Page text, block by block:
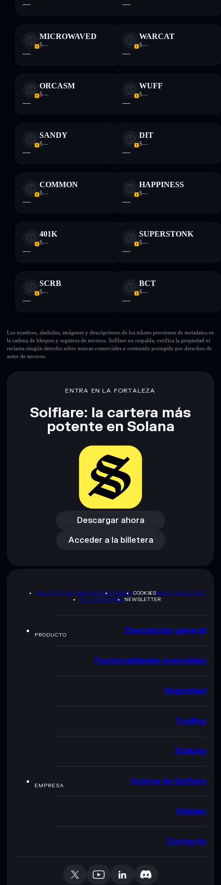
— —
MICROWAVED
$—
—
WARCAT
$—
—
ORCASM
$—
—
WUFF
$—
—
SANDY
$—
—
DIT
$—
—
COMMON
$—
—
HAPPINESS
$—
—
401K
$—
—
SUPERSTONK
$—
—
SCRB
$—
—
BCT
$—
—
Los nombres, símbolos, imágenes y descripciones de los tokens provienen de metadatos en
la cadena de bloques y registros de terceros. Solflare no respalda, verifica la propiedad ni
reclama ningún derecho sobre marcas comerciales o contenido protegido por derechos de
autor de terceros.
ENTRA EN LA FORTALEZA
Solflare: la cartera más
potente en Solana
Descargar ahora
Descargar ahora
Acceder a la billetera
Acceder a la billetera
POLÍTICA DE PRIVACIDADTERMSCOOKIESMAPA DEL SITIO
KIT DE MARCA NEWSLETTER
PRODUCTO Descripción general
Funcionalidades esenciales
Seguridad
Trading
Staking
EMPRESA Acerca de Solflare
Empleo
Contacto